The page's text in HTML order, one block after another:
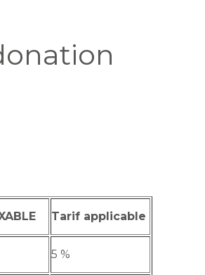
Tarif applicable
5 %